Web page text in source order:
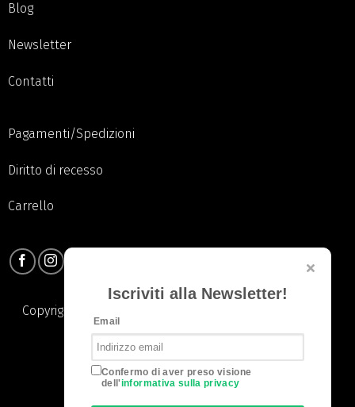
Blog
Newsletter
Contatti
Pagamenti/Spedizioni
Diritto di recesso
Carrello
Copyright 2026 © Pauline S.R.L. | All Rights Reserved. |
Privacy Policy|Cookie Policy
Iscriviti alla Newsletter!
Email
Confermo di aver preso visione
dell'informativa sulla privacy